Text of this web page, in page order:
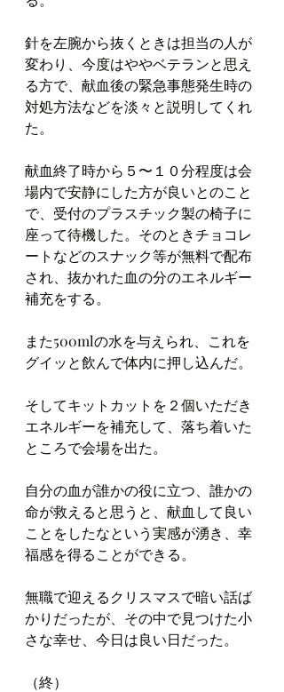
針を左腕から抜くときは担当の人が
変わり、今度はややベテランと思え
る方で、献血後の緊急事態発生時の
対処方法などを淡々と説明してくれ
た。
献血終了時から５〜１０分程度は会
場内で安静にした方が良いとのこと
で、受付のプラスチック製の椅子に
座って待機した。そのときチョコレ
ートなどのスナック等が無料で配布
され、抜かれた血の分のエネルギー
補充をする。
また500mlの水を与えられ、これを
グイッと飲んで体内に押し込んだ。
そしてキットカットを２個いただき
エネルギーを補充して、落ち着いた
ところで会場を出た。
自分の血が誰かの役に立つ、誰かの
命が救えると思うと、献血して良い
ことをしたなという実感が湧き、幸
福感を得ることができる。
無職で迎えるクリスマスで暗い話ば
かりだったが、その中で見つけた小
さな幸せ、今日は良い日だった。
（終）